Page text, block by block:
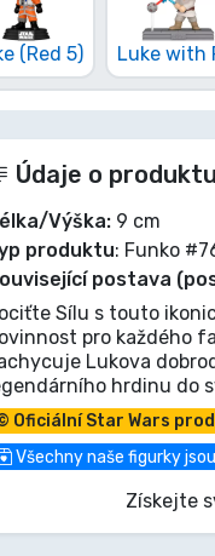
(Red 5) Luke with
Údaje o produktu
Výška: 9 cm
produktu: Funko
postava
Sílu s touto
pro každého
Lukova
hrdinu do
Oficiální Star Wars
Všechny naše figurky
Získejte